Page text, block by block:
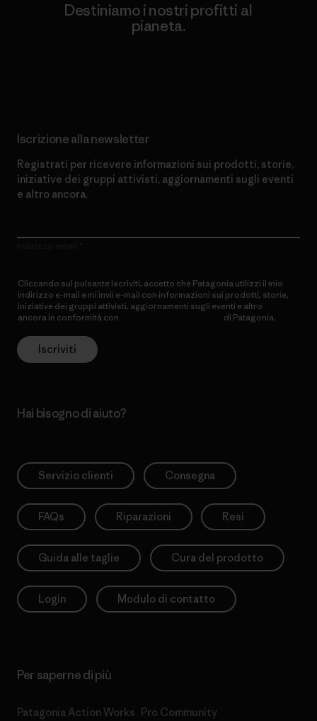
Destiniamo i nostri profitti al
pianeta.
Iscrizione alla newsletter
Registrati per ricevere informazioni sui prodotti, storie,
iniziative dei gruppi attivisti, aggiornamenti sugli eventi
e altro ancora.
Cliccando sul pulsante Iscriviti, accetto che Patagonia utilizzi il mio
indirizzo e-mail e mi invii e-mail con informazioni sui prodotti, storie,
iniziative dei gruppi attivisti, aggiornamenti sugli eventi e altro
ancora in conformità con
di Patagonia.
Iscriviti
Hai bisogno di aiuto?
Servizio clienti Consegna
FAQs Riparazioni Resi
Guida alle taglie Cura del prodotto
Login Modulo di contatto
Per saperne di più
Patagonia Action Works Pro Community